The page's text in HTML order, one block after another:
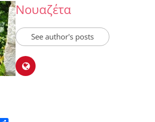
Νουαζέτα
See author's posts